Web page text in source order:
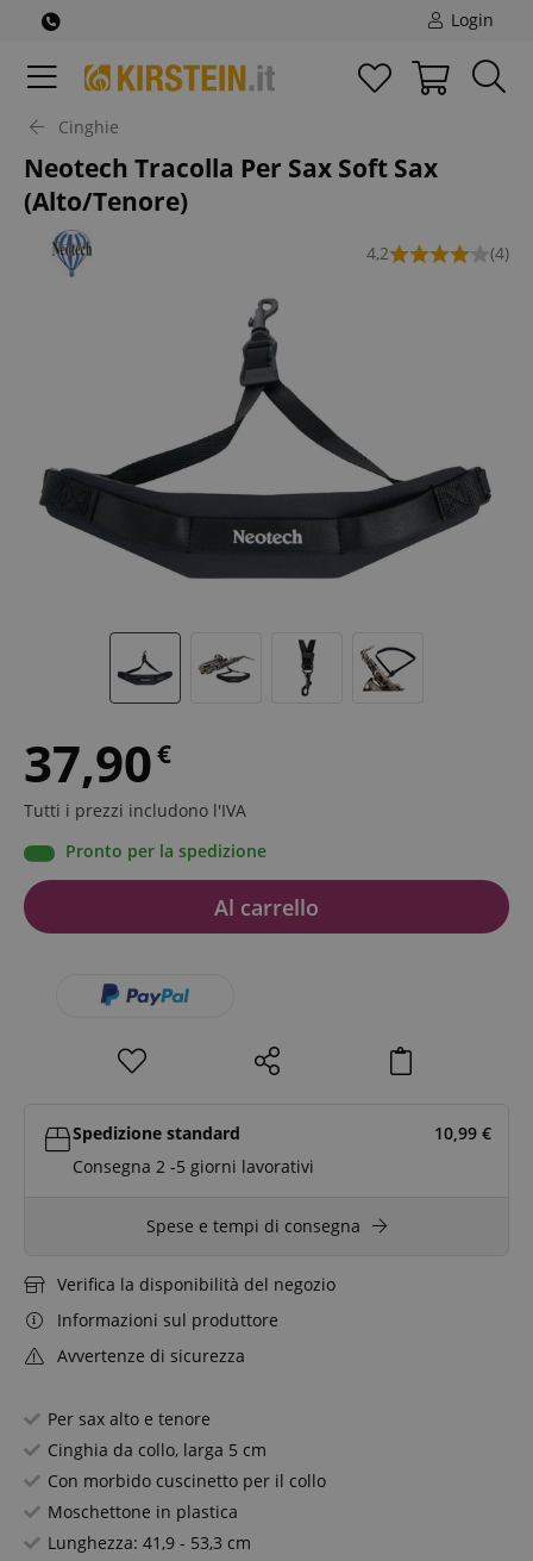
Login
Cinghie
Neotech Tracolla Per Sax Soft Sax
(Alto/Tenore)
4,2 (4)
Per sax alto e tenore
Cinghia da collo, larga 5 cm
Con morbido cuscinetto per il collo
Moschettone in plastica
Lunghezza: 41,9 - 53,3 cm
37,90€
Tutti i prezzi includono l'IVA
Pronto per la spedizione
Al carrello
Spedizione standard 10,99 €
Consegna 2 -5 giorni lavorativi
Spese e tempi di consegna
Verifica la disponibilità del negozio
Informazioni sul produttore
Avvertenze di sicurezza